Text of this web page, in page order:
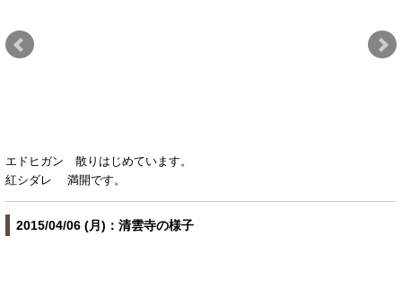
エドヒガン 散りはじめています。
紅シダレ 満開です。
2015/04/06 (月)：清雲寺の様子